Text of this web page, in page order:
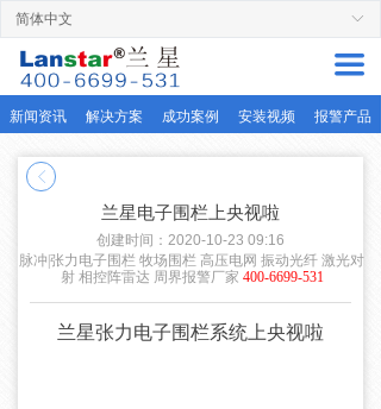
끀
首页
周界产品
解决方案
服务支持
联系厂家
ꀅ
简体中文
兰星张力电子围栏系统上央视啦
兰星电子围栏上央视啦
创建时间： 2020-10-23 09:16
ꁣ
脉冲|张力电子围栏 牧场围栏 高压电网 振动光纤 激光对
射 相控阵雷达 周界报警厂家 400-6699-531
新闻资讯 解决方案 成功案例 安装视频 报警产品